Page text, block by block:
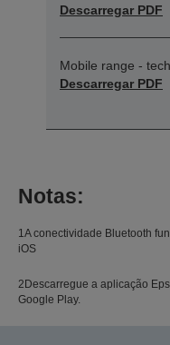
Descarregar PDF
Mobile range -
Descarregar PDF
Notas:
1A conectividade Bluetooth
iOS
2Descarregue a aplicação
Google Play.